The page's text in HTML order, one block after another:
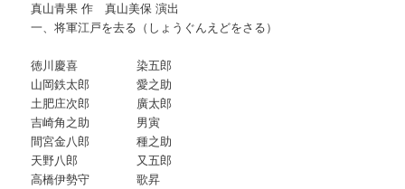
真山青果 作 真山美保 演出
一、将軍江戸を去る（しょうぐんえどをさる）
徳川慶喜 染五郎
山岡鉄太郎 愛之助
土肥庄次郎 廣太郎
吉崎角之助 男寅
間宮金八郎 種之助
天野八郎 又五郎
高橋伊勢守 歌昇